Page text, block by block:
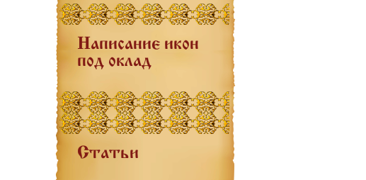
Написание икон
под оклад
Статьи